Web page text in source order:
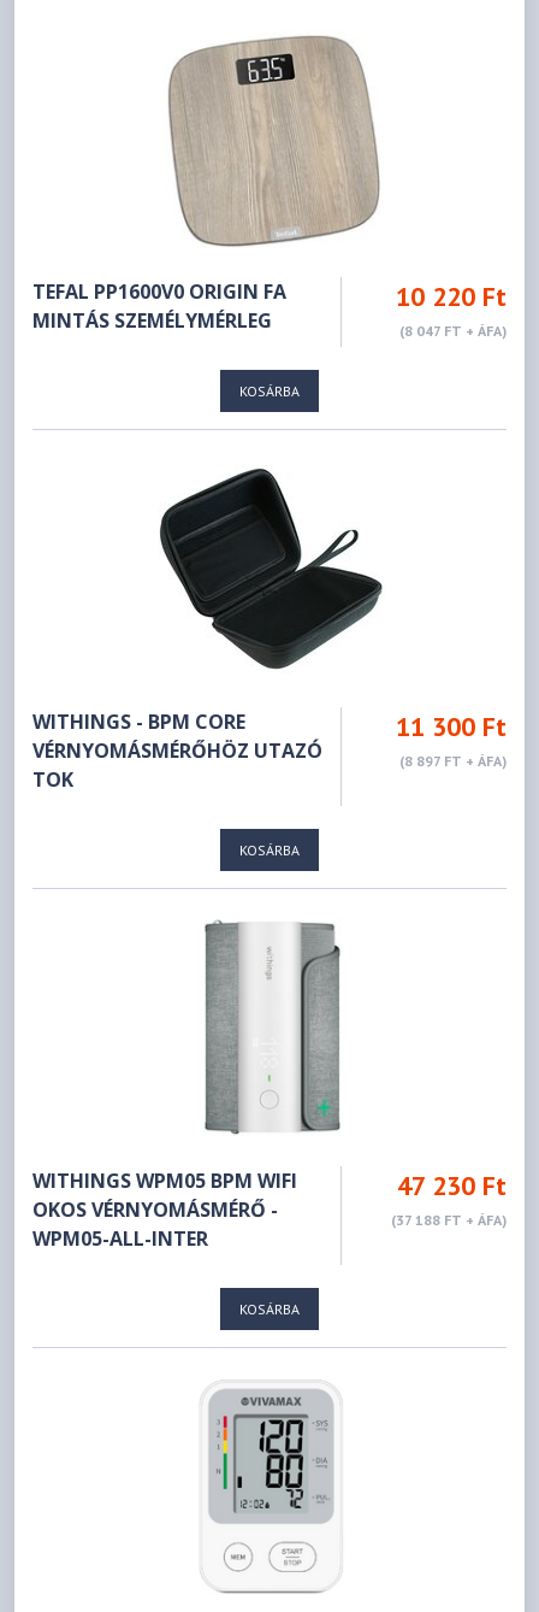
TEFAL PP1600V0 ORIGIN FA
MINTÁS SZEMÉLYMÉRLEG
10 220 Ft
(8 047 FT + ÁFA)
KOSÁRBA
WITHINGS - BPM CORE
VÉRNYOMÁSMÉRŐHÖZ UTAZÓ
TOK
11 300 Ft
(8 897 FT + ÁFA)
KOSÁRBA
WITHINGS WPM05 BPM WIFI
OKOS VÉRNYOMÁSMÉRŐ -
WPM05-ALL-INTER
47 230 Ft
(37 188 FT + ÁFA)
KOSÁRBA